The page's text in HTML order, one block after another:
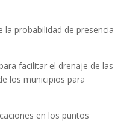
probabilidad de presencia
facilitar el drenaje de las
los municipios para
en los puntos